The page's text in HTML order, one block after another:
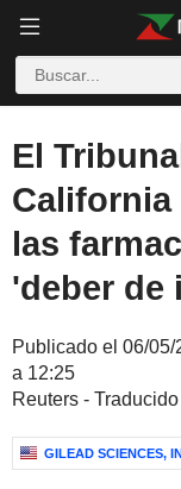
El
California
las
'deber de
Publicado el 06/
a 12:25
Reuters -
GILEAD SCIENCES,